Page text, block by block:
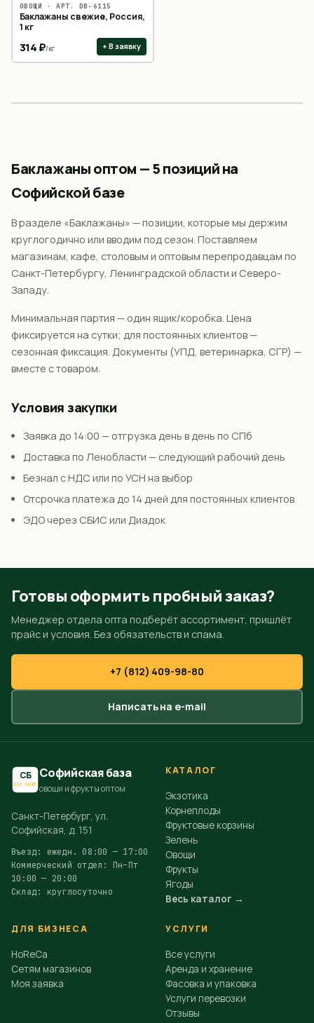
ОВОЩИ · АРТ. DB-6115
Баклажаны свежие, Россия,
1 кг
314₽/кг + В заявку
Баклажаныоптом —5позиций на
Софийской базе
В разделе «Баклажаны» — позиции, которые мы держим
круглогодично или вводим под сезон. Поставляем
магазинам, кафе, столовым и оптовым перепродавцам по
Санкт-Петербургу, Ленинградской области и Северо-
Западу.
Минимальная партия — один ящик/коробка . Цена
фиксируется на сутки; для постоянных клиентов —
сезонная фиксация. Документы (УПД, ветеринарка, СГР) —
вместе с товаром.
Условия закупки
Заявка до 14:00 — отгрузка день в день по СПб
Доставка по Ленобласти — следующий рабочий день
Безнал с НДС или по УСН на выбор
Отсрочка платежа до 14 дней для постоянных клиентов
ЭДО через СБИС или Диадок
Готовы оформить пробный заказ?
Менеджер отдела опта подберёт ассортимент, пришлёт
прайс и условия. Без обязательств и спама.
+7 (812) 409-98-80
Написать на e-mail
СБ
EST.2015
Софийская база
овощи и фрукты оптом
Санкт-Петербург, ул.
Софийская, д. 151
Въезд: ежедн. 08:00 — 17:00
Коммерческий отдел: Пн–Пт
10:00 — 20:00
Склад: круглосуточно
КАТАЛОГ
Экзотика
Корнеплоды
Фруктовые корзины
Зелень
Овощи
Фрукты
Ягоды
Весь каталог →
ДЛЯ БИЗНЕСА
HoReCa
Сетям магазинов
Моя заявка
УСЛУГИ
Все услуги
Аренда и хранение
Фасовка и упаковка
Услуги перевозки
Отзывы